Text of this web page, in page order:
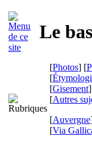
Le
[Photos] [
[
[Gisement
[Autres
[Auvergne
[Via